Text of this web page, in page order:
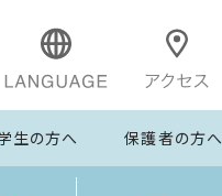
生の方へ 保護者の方へ